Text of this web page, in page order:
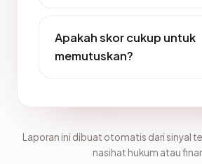
Apakah skor cukup untuk
memutuskan?
Laporan ini dibuat otomatis dari sinyal
nasihat hukum atau